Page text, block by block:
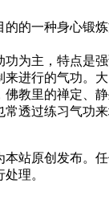
的一种身心锻炼
为主，特点是
进行的气功。
教里的禅定、静
透过练习气功来
站原创发布。
理。